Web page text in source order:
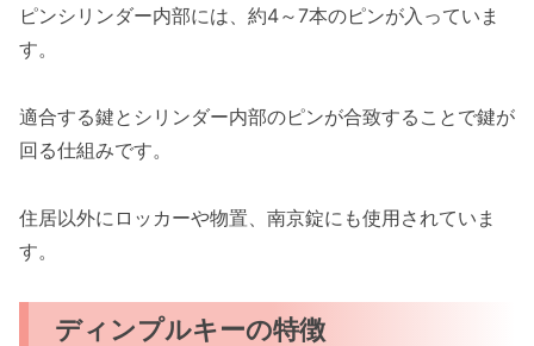
ピンシリンダー内部には、約4～7本のピンが入っていま
す。
適合する鍵とシリンダー内部のピンが合致することで鍵が
回る仕組みです。
住居以外にロッカーや物置、南京錠にも使用されていま
す。
ディンプルキーの特徴